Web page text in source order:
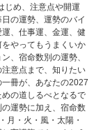
じめ、注意点や開運
の運勢、運勢のバイ
、仕事運、金運、健
やってもうまくいか
、宿命数別の運勢、
注意点まで、知りたい
冊が、あなたの2027
の道しるべとなるで
運勢に加え、宿命数
月・火・風・太陽・